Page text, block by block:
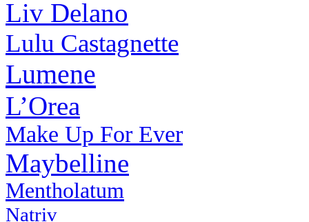
Liv Delano
Lulu Castagnette
Lumene
L’Orea
Make Up For Ever
Maybelline
Mentholatum
Natriv